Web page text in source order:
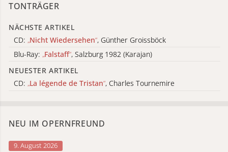
TONTRÄGER
NÄCHSTE ARTIKEL
CD: „Nicht Wiedersehen“, Günther Groissböck
Blu-Ray: „Falstaff“, Salzburg 1982 (Karajan)
NEUESTER ARTIKEL
CD: „La légende de Tristan“, Charles Tournemire
NEU IM OPERNFREUND
9. August 2026